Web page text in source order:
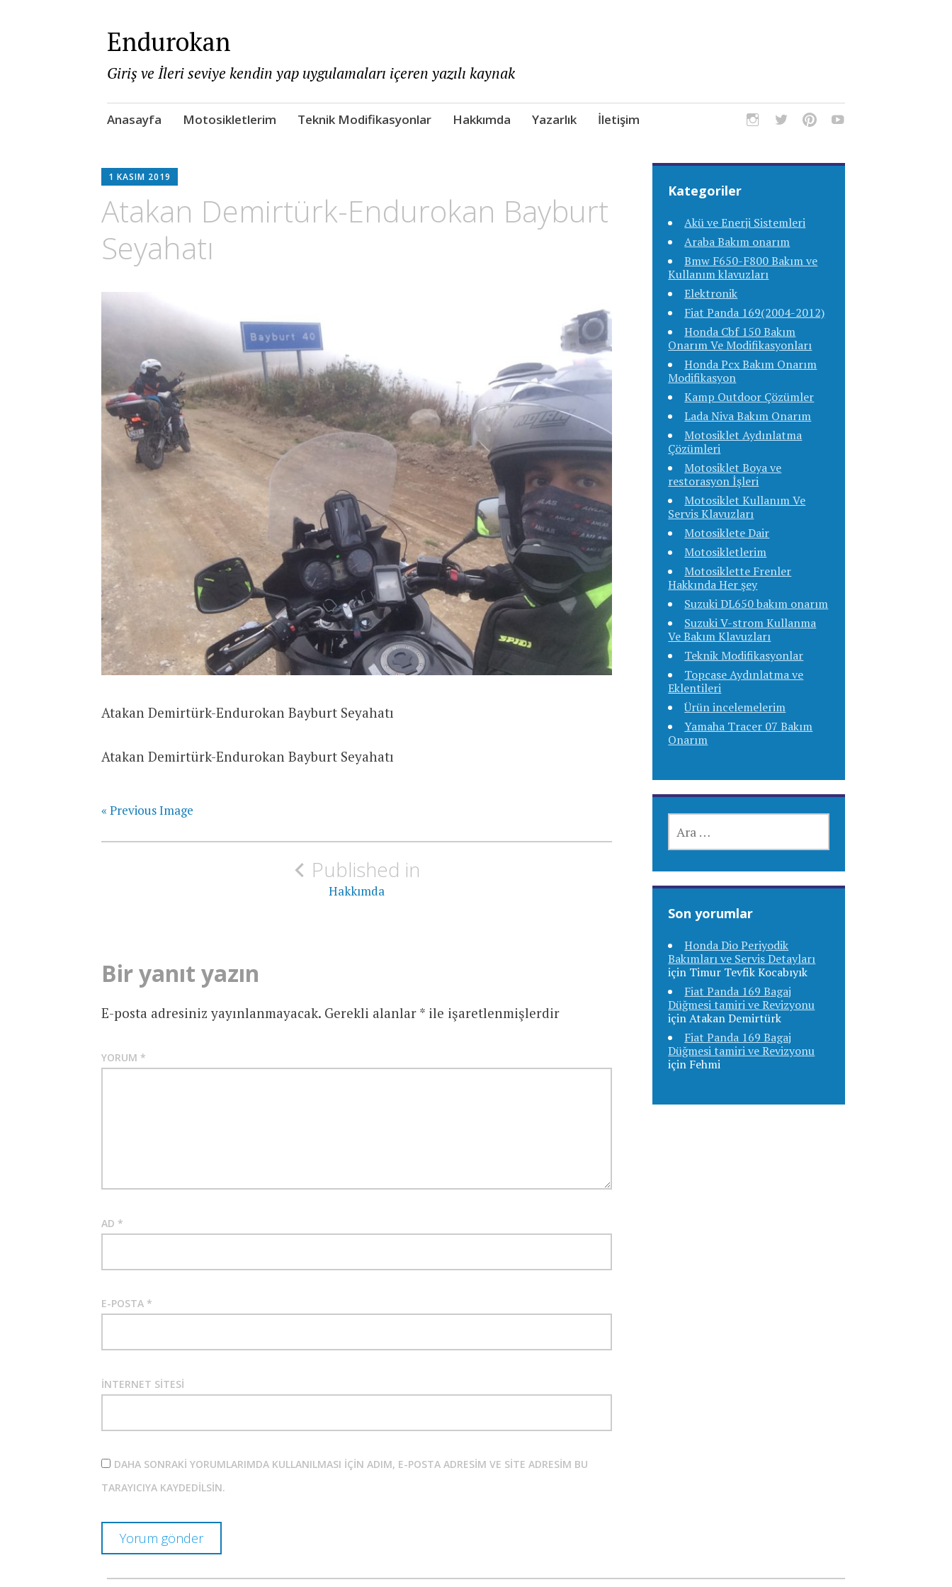
Endurokan
Giriş ve İleri seviye kendin yap uygulamaları içeren yazılı kaynak
Skip
Anasayfa Motosikletlerim Teknik Modifikasyonlar Hakkımda Yazarlık İletişim
1 KASIM 2019
Atakan Demirtürk-Endurokan Bayburt
Seyahatı
Atakan Demirtürk-Endurokan Bayburt Seyahatı
Atakan Demirtürk-Endurokan Bayburt Seyahatı
« Previous Image
Yazı
Published in
Hakkımda
Bir yanıt yazın
E-posta adresiniz yayınlanmayacak. Gerekli alanlar *ile işaretlenmişlerdir
YORUM *
AD *
E-POSTA *
İNTERNET SITESI
DAHA SONRAKI YORUMLARIMDA KULLANILMASI IÇIN ADIM, E-POSTA ADRESIM VE SITE ADRESIM BU
TARAYICIYA KAYDEDILSIN.
Kategoriler
Akü ve Enerji Sistemleri
Araba Bakım onarım
Bmw F650-F800 Bakım ve
Kullanım klavuzları
Elektronik
Fiat Panda 169(2004-2012)
Honda Cbf 150 Bakım
Onarım Ve Modifikasyonları
Honda Pcx Bakım Onarım
Modifikasyon
Kamp Outdoor Çözümler
Lada Niva Bakım Onarım
Motosiklet Aydınlatma
Çözümleri
Motosiklet Boya ve
restorasyon İşleri
Motosiklet Kullanım Ve
Servis Klavuzları
Motosiklete Dair
Motosikletlerim
Motosiklette Frenler
Hakkında Her şey
Suzuki DL650 bakım onarım
Suzuki V-strom Kullanma
Ve Bakım Klavuzları
Teknik Modifikasyonlar
Topcase Aydınlatma ve
Eklentileri
Ürün incelemelerim
Yamaha Tracer 07 Bakım
Onarım
Son yorumlar
Honda Dio Periyodik
Bakımları ve Servis Detayları
için Timur Tevfik Kocabıyık
Fiat Panda 169 Bagaj
Düğmesi tamiri ve Revizyonu
içinAtakan Demirtürk
Fiat Panda 169 Bagaj
Düğmesi tamiri ve Revizyonu
için Fehmi